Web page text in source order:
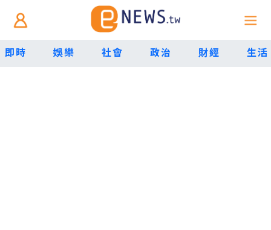
即時 娛樂 社會 政治 財經 生活